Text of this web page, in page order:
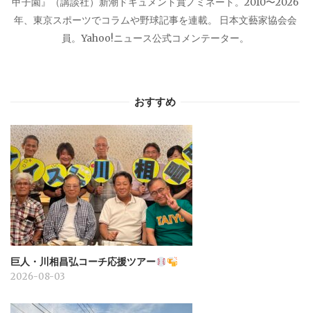
年、東京スポーツでコラムや野球記事を連載。 日本文藝家協会会
員。Yahoo!ニュース公式コメンテーター。
おすすめ
巨人・川相昌弘コーチ応援ツアー
2026-08-03